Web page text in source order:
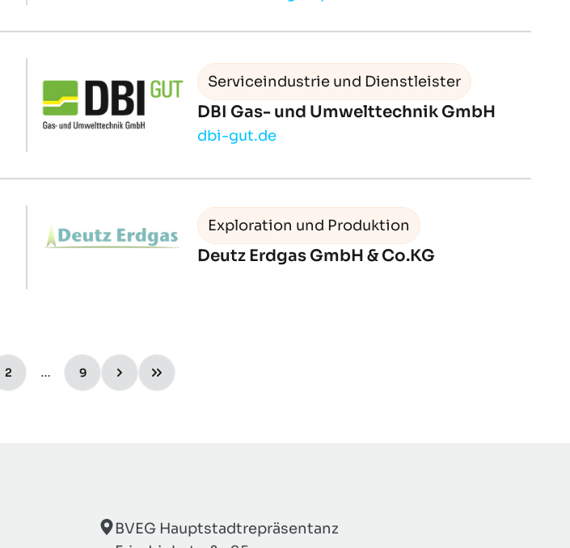
Serviceindustrie und Dienstleister
DBI Gas- und Umwelttechnik GmbH
dbi-gut.de
Exploration und Produktion
Deutz Erdgas GmbH & Co.KG
2 … 9
BVEG Hauptstadtrepräsentanz